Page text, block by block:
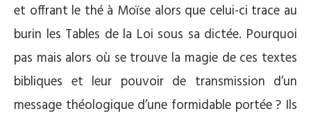
et offrant le thé à Moïse alors que celui-ci trace au
burin les Tables de la Loi sous sa dictée. Pourquoi
pas mais alors où se trouve la magie de ces textes
bibliques et leur pouvoir de transmission d’un
message théologique d’une formidable portée ? Ils